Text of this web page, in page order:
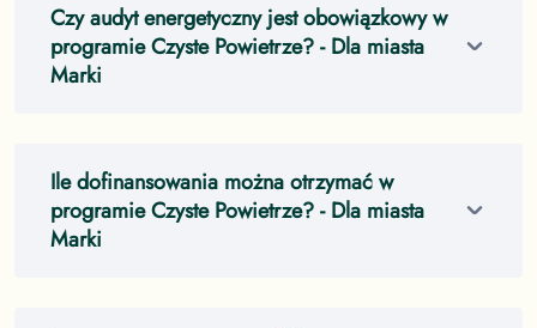
Czy audyt energetyczny jest obowiązkowy w
programie Czyste Powietrze?- Dla miasta
Marki
Ile dofinansowania można otrzymać w
programie Czyste Powietrze?- Dla miasta
Marki